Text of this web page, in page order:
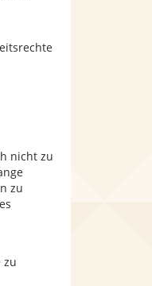
nicht zu
zu
zu